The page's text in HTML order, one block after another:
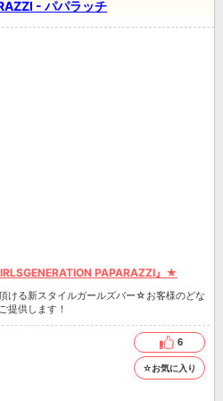
- パパラッチ
PAPARAZZI』★
ける新スタイルガールズバー☆お客様のどな
提供します！
6
☆お気に入り